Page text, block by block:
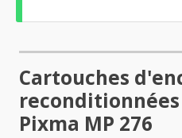
Cartouches
reconditionnées
Pixma MP 276